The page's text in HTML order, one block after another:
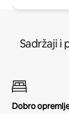
Sadržaji i
Dobro